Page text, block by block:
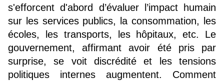
s'efforcent d'abord d’évaluer l’impact humain
sur les services publics, la consommation, les
écoles, les transports, les hôpitaux, etc. Le
gouvernement, affirmant avoir été pris par
surprise, se voit discrédité et les tensions
politiques internes augmentent. Comment